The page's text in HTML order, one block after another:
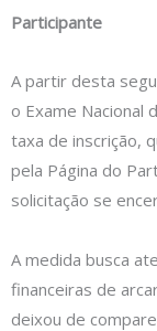
Participante
A partir desta
o Exame Nacional
taxa de inscrição,
pela Página do
solicitação se
A medida busca
financeiras de
deixou de